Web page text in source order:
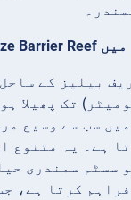
بیلیز کے
میل (300 کلومیٹر) تک
سب سے وسیع
ہے۔ یہ متنوع
سسٹم سمندری
کرتا ہے،